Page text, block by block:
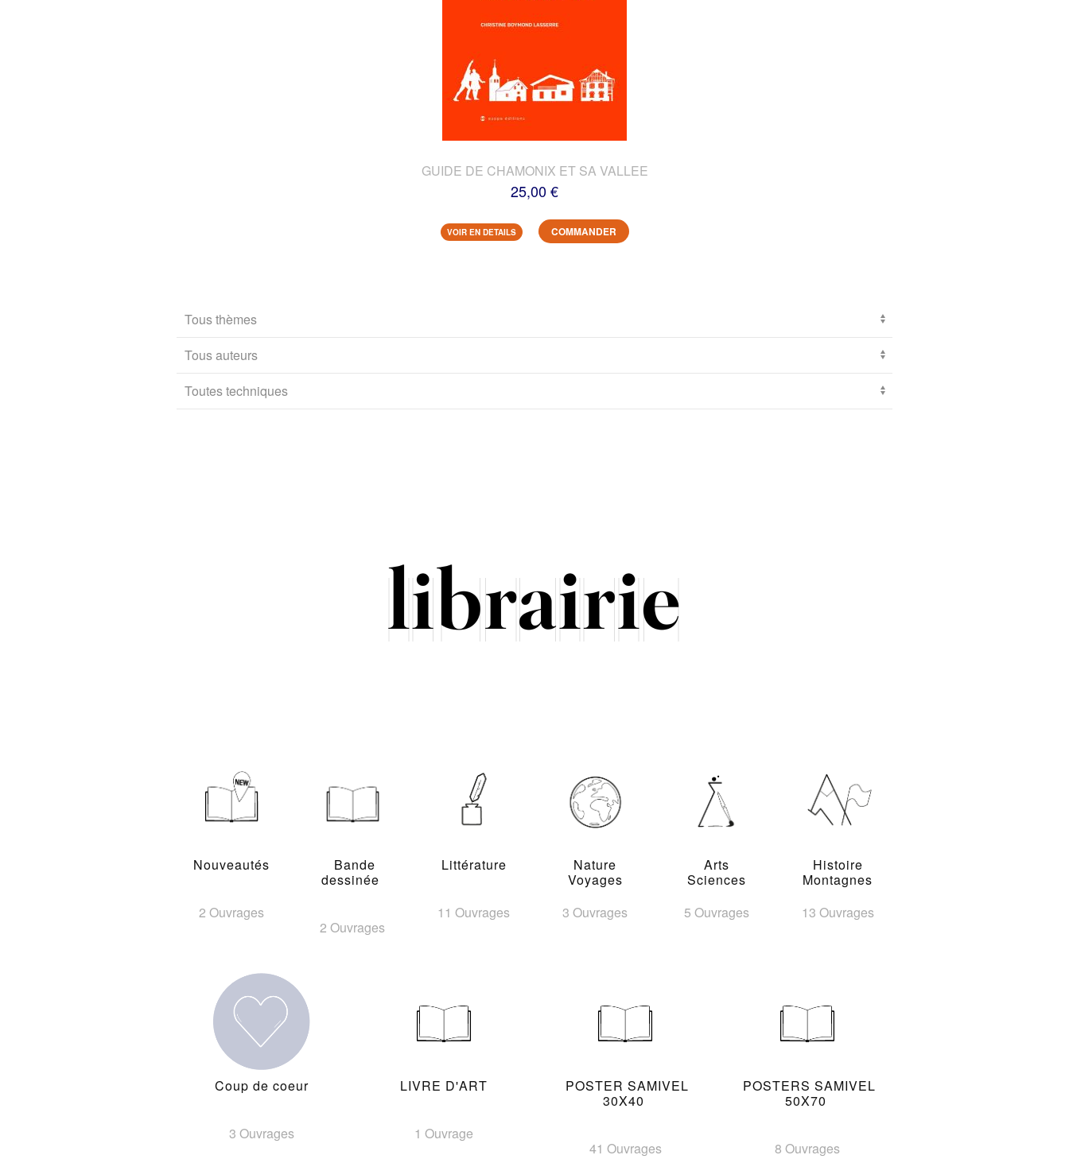
GUIDE DE CHAMONIX ET SA VALLEE
25,00 €
VOIR EN DETAILS COMMANDER
Nouveautés
2 Ouvrages
Bande
dessinée
2 Ouvrages
Littérature
11 Ouvrages
Nature
Voyages
3 Ouvrages
Arts
Sciences
5 Ouvrages
Histoire
Montagnes
13 Ouvrages
Coup de coeur
3 Ouvrages
LIVRE D'ART
1 Ouvrage
POSTER SAMIVEL
30X40
41 Ouvrages
POSTERS SAMIVEL
50X70
8 Ouvrages